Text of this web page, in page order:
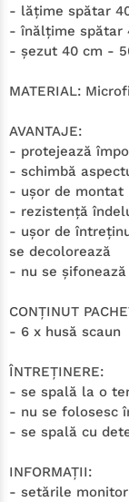
- lăţime spătar
- înălţime spătar
- şezut 40 cm -
MATERIAL:
AVANTAJE:
- protejează
- schimbă
- uşor de montat
- rezistenţă
- uşor de
se decolorează
- nu se
CONŢINUT
- 6 x husă scaun
ÎNTREŢINERE:
- se spală la o
- nu se folosesc
- se spală cu
INFORMAŢII:
- setările